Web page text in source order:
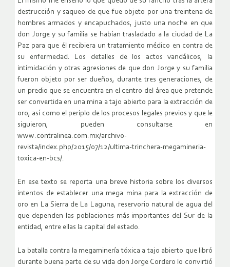
destrucción y saqueo de que fue objeto por una treintena de
hombres armados y encapuchados, justo una noche en que
don Jorge y su familia se habían trasladado a la ciudad de La
Paz para que él recibiera un tratamiento médico en contra de
su enfermedad. Los detalles de los actos vandálicos, la
intimidación y otras agresiones de que don Jorge y su familia
fueron objeto por ser dueños, durante tres generaciones, de
un predio que se encuentra en el centro del área que pretende
ser convertida en una mina a tajo abierto para la extracción de
oro, así como el periplo de los procesos legales previos y que le
siguieron, pueden consultarse en
www.contralinea.com.mx/archivo-
revista/index.php/2015/07/12/ultima-trinchera-megamineria-
toxica-en-bcs/.
En ese texto se reporta una breve historia sobre los diversos
intentos de establecer una mega mina para la extracción de
oro en La Sierra de La Laguna, reservorio natural de agua del
que dependen las poblaciones más importantes del Sur de la
entidad, entre ellas la capital del estado.
La batalla contra la megaminería tóxica a tajo abierto que libró
durante buena parte de su vida don Jorge Cordero lo convirtió